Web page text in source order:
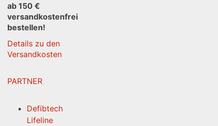
ab 150 €
versandkostenfrei
bestellen!
Details zu den
Versandkosten
PARTNER
Defibtech
Lifeline